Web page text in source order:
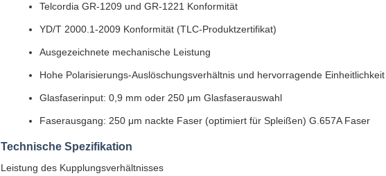
Telcordia GR-1209 und GR-1221 Konformität
YD/T 2000.1-2009 Konformität (TLC-Produktzertifikat)
Ausgezeichnete mechanische Leistung
Hohe Polarisierungs-Auslöschungsverhältnis und hervorragende Einheitlichkeit
Glasfaserinput: 0,9 mm oder 250 μm Glasfaserauswahl
Faserausgang: 250 μm nackte Faser (optimiert für Spleißen) G.657A Faser
Technische Spezifikation
Leistung des Kupplungsverhältnisses